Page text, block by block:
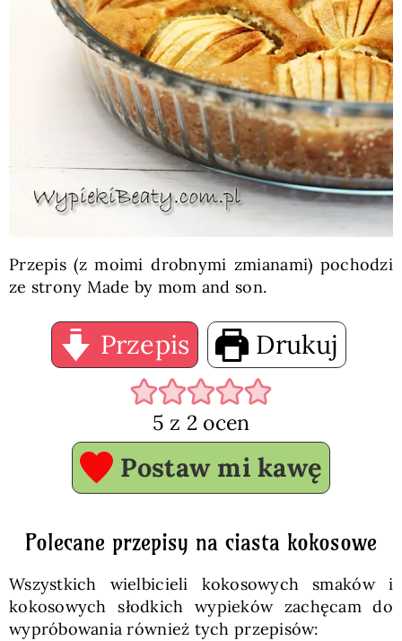
Przepis (z moimi drobnymi zmianami) pochodzi
ze strony Made by mom and son.
Przepis Drukuj
5 z 2 ocen
Postaw mi kawę
Polecane przepisy na ciasta kokosowe
Wszystkich wielbicieli kokosowych smaków i
kokosowych słodkich wypieków zachęcam do
wypróbowania również tych przepisów: